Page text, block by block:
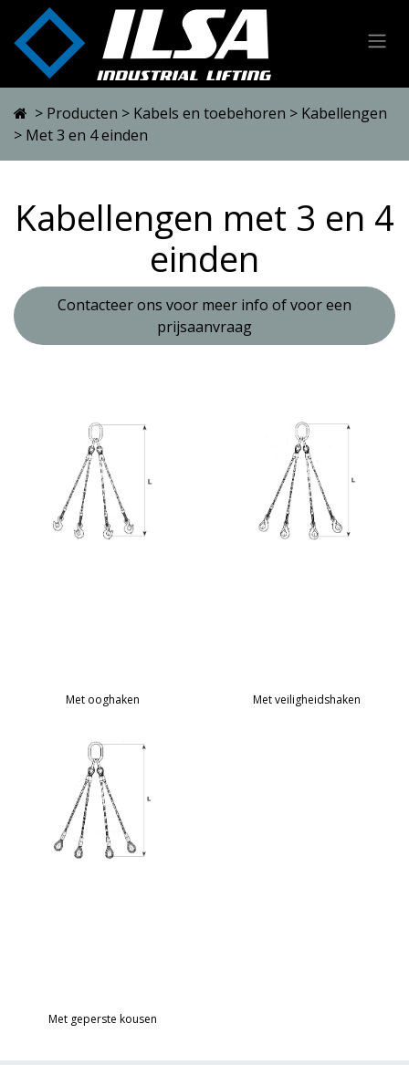
Overslaan naar inhoud
> Producten > Kabels en toebehoren > Kabellengen
> Met 3 en 4 einden
Kabellengen met 3 en 4
einden
Contacteer ons voor meer info of voor een
prijsaanvraag
Met ooghaken Met veiligheidshaken
Met geperste kousen